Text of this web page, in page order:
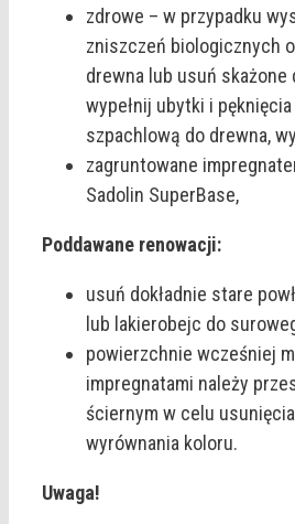
zdrowe – w przypadku
zniszczeń biologicznych
drewna lub usuń skażone
wypełnij ubytki i
szpachlową do drewna,
zagruntowane
Sadolin SuperBase,
Poddawane renowacji:
usuń dokładnie stare
lub lakierobejc do
powierzchnie wcześniej
impregnatami należy
ściernym w celu
wyrównania koloru.
Uwaga!